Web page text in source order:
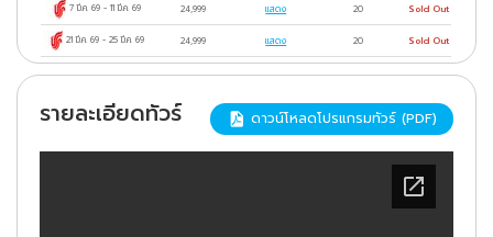
7 มี.ค. 69- 11 มี.ค. 69 24,999 แสดง 20 Sold Out
21 มี.ค. 69 -25 มี.ค. 69 24,999 แสดง 20 Sold Out
รายละเอียดทัวร์ ดาวน์โหลดโปรแกรมทัวร์ (PDF)